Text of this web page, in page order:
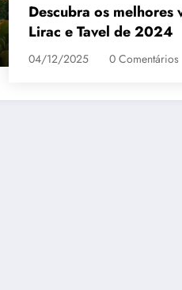
Descubra os melhores
Lirac e Tavel de 2024
04/12/2025 0 Comentários